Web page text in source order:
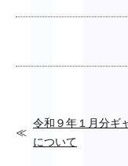
令和９年１月分ギ
について